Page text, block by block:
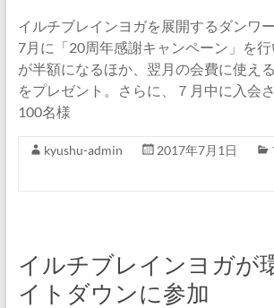
イルチブレインヨガを展開するダンワ
7月に「20周年感謝キャンペーン」を
が半額になるほか、翌月の会費に使え
をプレゼント。さらに、７月中に入会
100名様
kyushu-admin 2017年7月1日
イルチブレインヨガが
イトダウンに参加